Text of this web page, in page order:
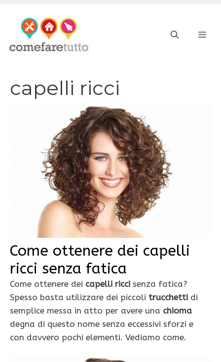
contenuto
capelli ricci
Come ottenere dei capelli
ricci senza fatica
Come ottenere dei capelli ricci senza fatica?
Spesso basta utilizzare dei piccoli trucchetti di
semplice messa in atto per avere una chioma
degna di questo nome senza eccessivi sforzi e
con davvero pochi elementi. Vediamo come.